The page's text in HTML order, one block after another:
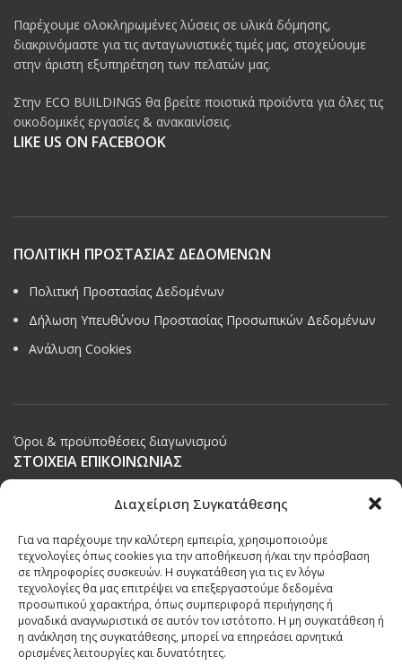
Διαχείριση Συγκατάθεσης
Για να παρέχουμε την καλύτερη εμπειρία, χρησιμοποιούμε
τεχνολογίες όπως cookies για την αποθήκευση ή/και την πρόσβαση
σε πληροφορίες συσκευών. Η συγκατάθεση για τις εν λόγω
τεχνολογίες θα μας επιτρέψει να επεξεργαστούμε δεδομένα
προσωπικού χαρακτήρα, όπως συμπεριφορά περιήγησης ή
μοναδικά αναγνωριστικά σε αυτόν τον ιστότοπο. Η μη συγκατάθεση ή
η ανάκληση της συγκατάθεσης, μπορεί να επηρεάσει αρνητικά
ορισμένες λειτουργίες και δυνατότητες.
Παρέχουμε ολοκληρωμένες λύσεις σε υλικά δόμησης,
διακρινόμαστε για τις ανταγωνιστικές τιμές μας, στοχεύουμε
στην άριστη εξυπηρέτηση των πελατών μας.
Στην ECO BUILDINGS θα βρείτε ποιοτικά προϊόντα για όλες τις
οικοδομικές εργασίες & ανακαινίσεις.
LIKE US ON FACEBOOK
ΠΟΛΙΤΙΚΗ ΠΡΟΣΤΑΣΙΑΣ ΔΕΔΟΜΕΝΩΝ
Πολιτική Προστασίας Δεδομένων
Δήλωση Υπευθύνου Προστασίας Προσωπικών Δεδομένων
Ανάλυση Cookies
Όροι & προϋποθέσεις διαγωνισμού
ΣΤΟΙΧΕΙΑ ΕΠΙΚΟΙΝΩΝΙΑΣ
Παπαναστασίου 209,
Τηλ:231 030 9709,231 035 1630
Email:info@ecobuildings.gr
Email:eshop@ecobuildings.gr
ΟΡΟΙ ΧΡΗΣΗΣ
ΠΟΛΙΤΙΚΗ ΑΠΟΡΡΗΤΟΥ